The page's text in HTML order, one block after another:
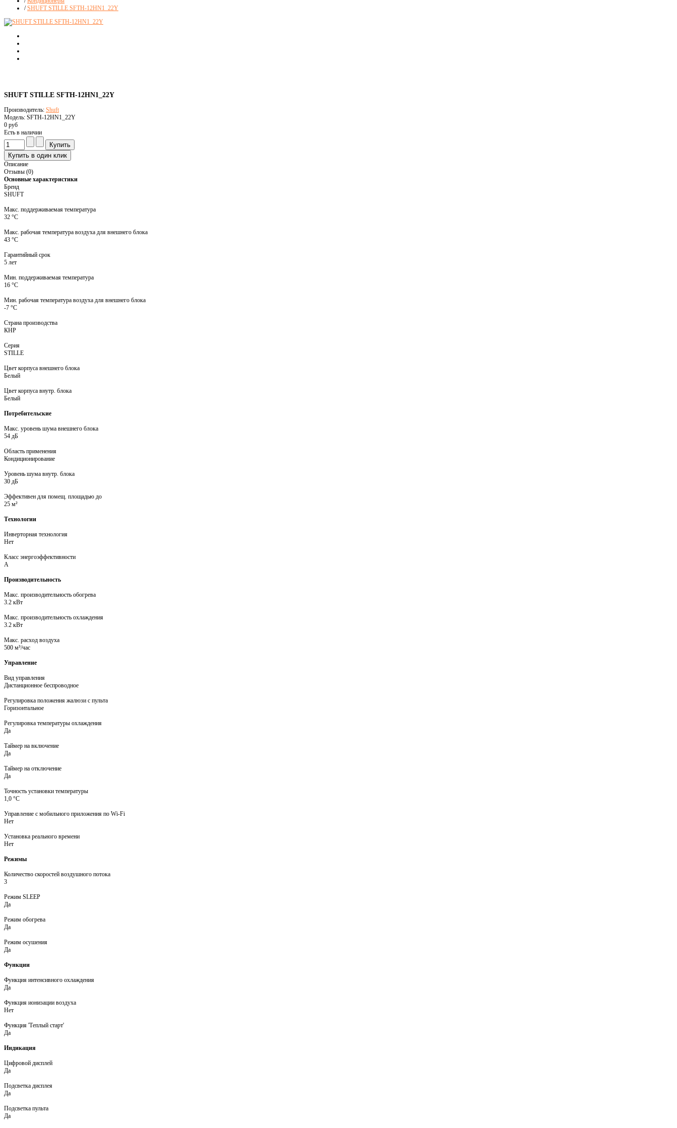
/ SHUFT STILLE SFTH-12HN1_22Y
SHUFT STILLE SFTH-12HN1_22Y
Производитель: Shuft
Модель: SFTH-12HN1_22Y
0 руб
Есть в наличии
Описание
Отзывы (0)
Основные характеристики
Бренд
SHUFT
Макс. поддерживаемая температура
32 °С
Макс. рабочая температура воздуха для внешнего блока
43 °С
Гарантийный срок
5 лет
Мин. поддерживаемая температура
16 °С
Мин. рабочая температура воздуха для внешнего блока
-7 °С
Страна производства
КНР
Серия
STILLE
Цвет корпуса внешнего блока
Белый
Цвет корпуса внутр. блока
Белый
Потребительские
Макс. уровень шума внешнего блока
54 дБ
Область применения
Кондиционирование
Уровень шума внутр. блока
30 дБ
Эффективен для помещ. площадью до
25 м²
Технологии
Инверторная технология
Нет
Класс энергоэффективности
A
Производительность
Макс. производительность обогрева
3.2 кВт
Макс. производительность охлаждения
3.2 кВт
Макс. расход воздуха
500 м³/час
Управление
Вид управления
Дистанционное беспроводное
Регулировка положения жалюзи с пульта
Горизонтальное
Регулировка температуры охлаждения
Да
Таймер на включение
Да
Таймер на отключение
Да
Точность установки температуры
1,0 °С
Управление c мобильного приложения по Wi-Fi
Нет
Установка реального времени
Нет
Режимы
Количество скоростей воздушного потока
3
Режим SLEEP
Да
Режим обогрева
Да
Режим осушения
Да
Функции
Функция интенсивного охлаждения
Да
Функция ионизации воздуха
Нет
Функция 'Теплый старт'
Да
Индикация
Цифровой дисплей
Да
Подсветка дисплея
Да
Подсветка пульта
Да